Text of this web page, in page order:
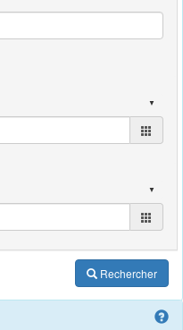
Rechercher